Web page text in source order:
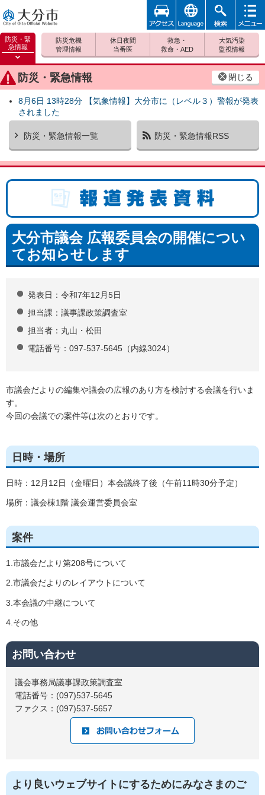
大分市
防災・緊
急情報
防災緊
急情報
を開く
防災・緊急情報 閉じる
8月6日 13時28分 【気象情報】大分市に（レベル３）警報が発表
されました
防災・緊急情報一覧 防災・緊急情報RSS
防災危機
管理情報
休日夜間
当番医
救急・
救命・AED
大気汚染
監視情報
アクセ
ス
foreign 検索
メニュ
報道発表資料
大分市議会 広報委員会の開催につい
てお知らせします
発表日：令和7年12月5日
担当課：議事課政策調査室
担当者：丸山・松田
電話番号：097-537-5645（内線3024）
市議会だよりの編集や議会の広報のあり方を検討する会議を行いま
す。
今回の会議での案件等は次のとおりです。
日時・場所
日時：12月12日（金曜日）本会議終了後（午前11時30分予定）
場所：議会棟1階 議会運営委員会室
案件
1.市議会だより第208号について
2.市議会だよりのレイアウトについて
3.本会議の中継について
4.その他
お問い合わせ
議会事務局議事課政策調査室
電話番号：(097)537-5645
ファクス：(097)537-5657
より良いウェブサイトにするためにみなさまのご